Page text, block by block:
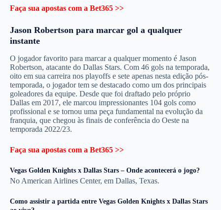
Faça sua apostas com a Bet365 >>
Jason Robertson para marcar gol a qualquer
instante
O jogador favorito para marcar a qualquer momento é Jason
Robertson, atacante do Dallas Stars. Com 46 gols na temporada,
oito em sua carreira nos playoffs e sete apenas nesta edição pós-
temporada, o jogador tem se destacado como um dos principais
goleadores da equipe. Desde que foi draftado pelo próprio
Dallas em 2017, ele marcou impressionantes 104 gols como
profissional e se tornou uma peça fundamental na evolução da
franquia, que chegou às finais de conferência do Oeste na
temporada 2022/23.
Faça sua apostas com a Bet365 >>
Vegas Golden Knights x Dallas Stars – Onde acontecerá o jogo?
No American Airlines Center, em Dallas, Texas.
Como assistir a partida entre Vegas Golden Knights x Dallas Stars